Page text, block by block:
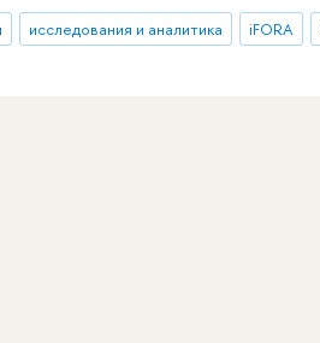
исследования и аналитика iFORA